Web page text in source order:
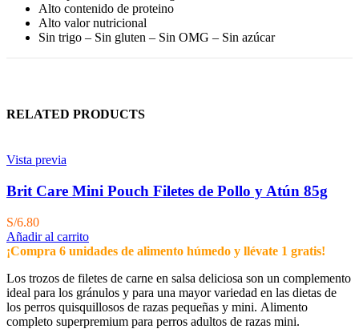
Alto contenido de proteino
Alto valor nutricional
Sin trigo – Sin gluten – Sin OMG – Sin azúcar
RELATED PRODUCTS
Vista previa
Brit Care Mini Pouch Filetes de Pollo y Atún 85g
S/6.80
Añadir al carrito
¡Compra 6 unidades de alimento húmedo y llévate 1 gratis!
Los trozos de filetes de carne en salsa deliciosa son un complemento
ideal para los gránulos y para una mayor variedad en las dietas de
los perros quisquillosos de razas pequeñas y mini. Alimento
completo superpremium para perros adultos de razas mini.